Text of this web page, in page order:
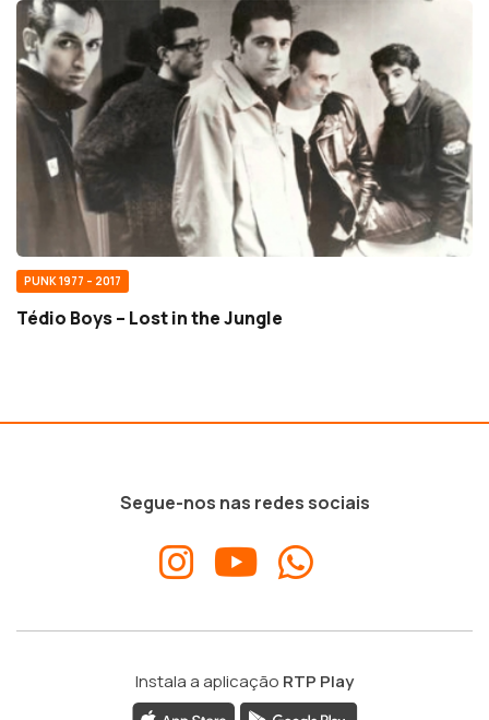
PUNK 1977 – 2017
Tédio Boys – Lost in the Jungle
Segue-nos nas redes sociais
Instala a aplicação RTP Play